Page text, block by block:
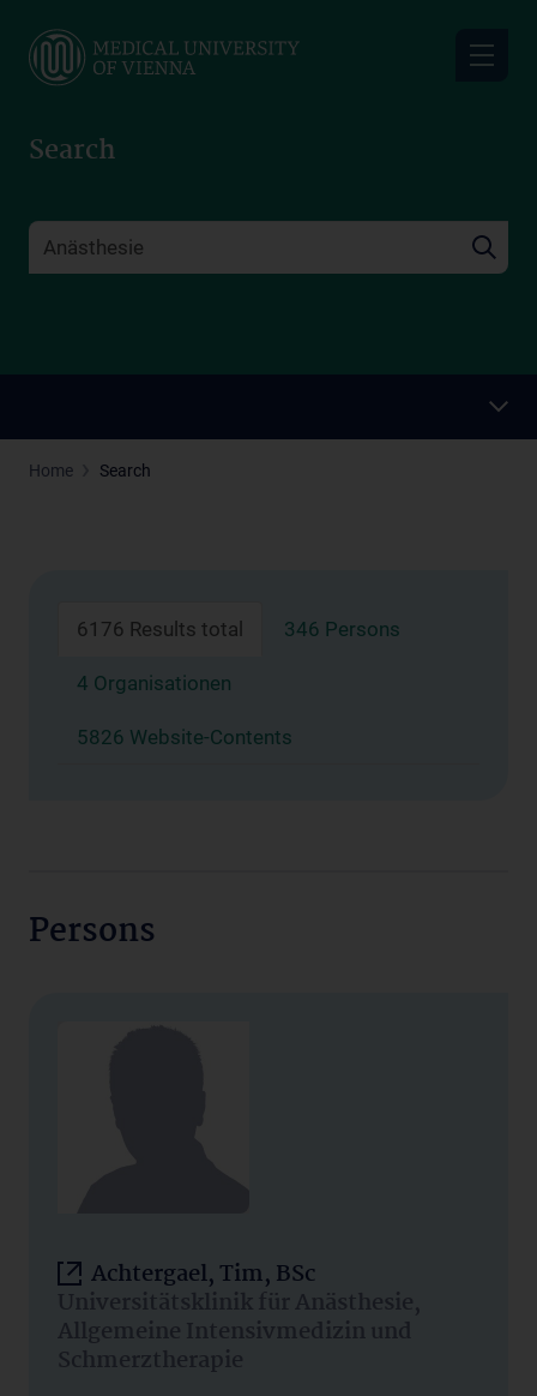
main
Search
Home Search
6176 Results total 346 Persons
4 Organisationen
5826 Website-Contents
Persons
Achtergael, Tim, BSc
Universitätsklinik für Anästhesie,
Allgemeine Intensivmedizin und
Schmerztherapie